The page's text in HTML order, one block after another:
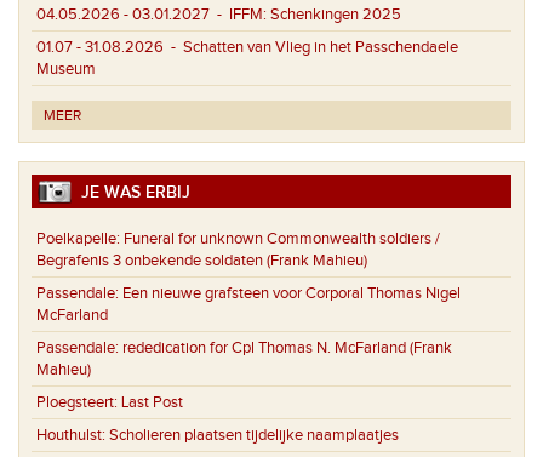
04.05.2026 - 03.01.2027 - IFFM: Schenkingen 2025
01.07 - 31.08.2026 - Schatten van Vlieg in het Passchendaele
Museum
MEER
JE WAS ERBIJ
Poelkapelle: Funeral for unknown Commonwealth soldiers /
Begrafenis 3 onbekende soldaten (Frank Mahieu)
Passendale: Een nieuwe grafsteen voor Corporal Thomas Nigel
McFarland
Passendale: rededication for Cpl Thomas N. McFarland (Frank
Mahieu)
Ploegsteert: Last Post
Houthulst: Scholieren plaatsen tijdelijke naamplaatjes